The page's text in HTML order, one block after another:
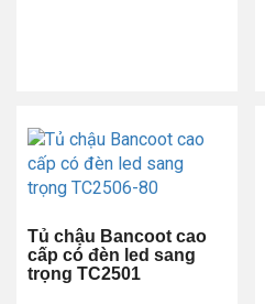
Tủ chậu Bancoot cao
cấp có đèn led sang
trọng TC2501